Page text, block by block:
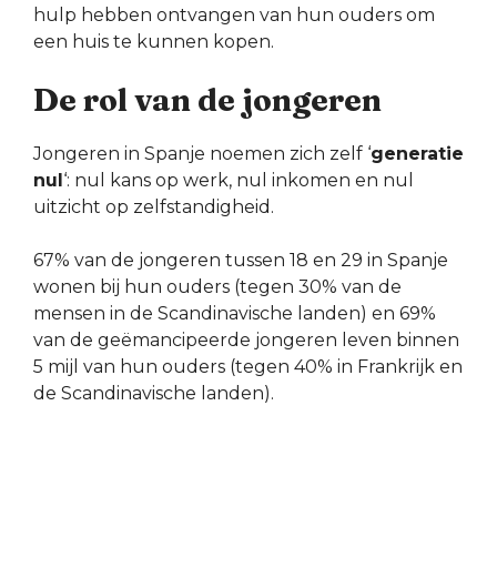
hulp hebben ontvangen van hun ouders om
een ​​huis te kunnen kopen.
De rol van de jongeren
Jongeren in Spanje noemen zich zelf ‘generatie
nul‘: nul kans op werk, nul inkomen en nul
uitzicht op zelfstandigheid.
67% van de jongeren tussen 18 en 29 in Spanje
wonen bij hun ouders (tegen 30% van de
mensen in de Scandinavische landen) en 69%
van de geëmancipeerde jongeren leven binnen
5 mijl van hun ouders (tegen 40% in Frankrijk en
de Scandinavische landen).